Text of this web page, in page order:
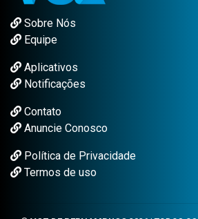
Sobre Nós
Equipe
Aplicativos
Notificações
Contato
Anuncie Conosco
Política de Privacidade
Termos de uso